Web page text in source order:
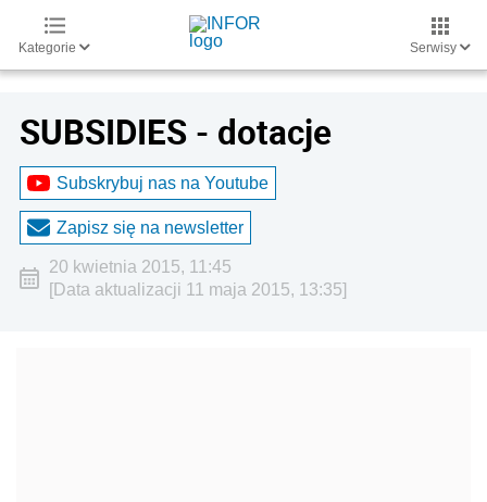
Kategorie Serwisy
SUBSIDIES - dotacje
Subskrybuj nas na Youtube
Zapisz się na newsletter
20 kwietnia 2015, 11:45
[Data aktualizacji 11 maja 2015, 13:35]